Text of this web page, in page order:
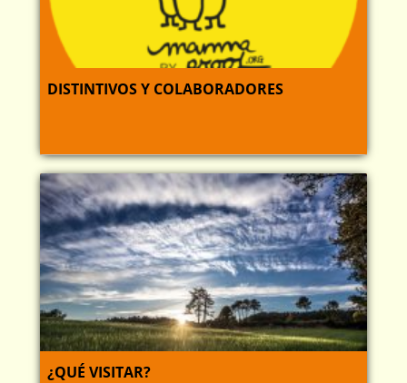
DISTINTIVOS Y COLABORADORES
¿QUÉ VISITAR?